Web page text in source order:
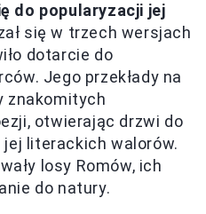
do popularyzacji jej
się w trzech wersjach
dotarcie do
Jego przekłady na
znakomitych
otwierając drzwi do
literackich walorów.
losy Romów, ich
do natury.